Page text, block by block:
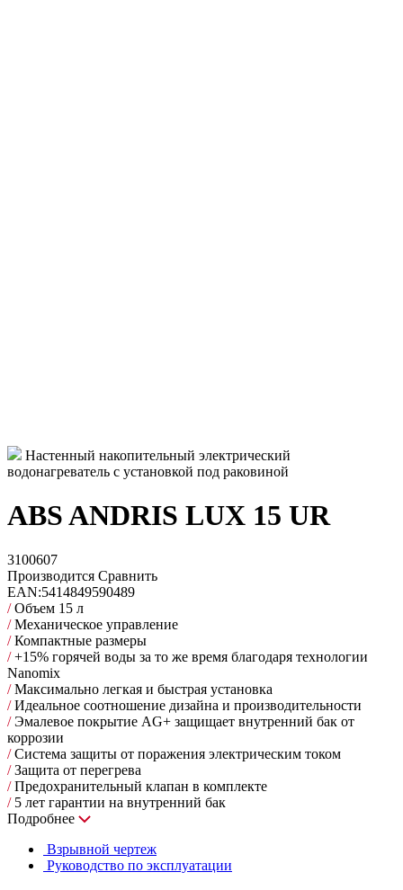
Настенный накопительный электрический
водонагреватель с установкой под раковиной
ABS ANDRIS LUX 15 UR
3100607
Производится Сравнить
EAN:5414849590489
/Объем 15 л
/Механическое управление
/Компактные размеры
/+15% горячей воды за то же время благодаря технологии
Nanomix
/Максимально легкая и быстрая установка
/Идеальное соотношение дизайна и производительности
/Эмалевое покрытие AG+ защищает внутренний бак от
коррозии
/Система защиты от поражения электрическим током
/Защита от перегрева
/Предохранительный клапан в комплекте
/5 лет гарантии на внутренний бак
Подробнее
Взрывной чертеж
Руководство по эксплуатации